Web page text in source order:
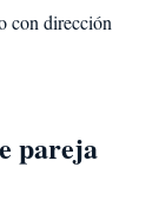
con dirección
pareja